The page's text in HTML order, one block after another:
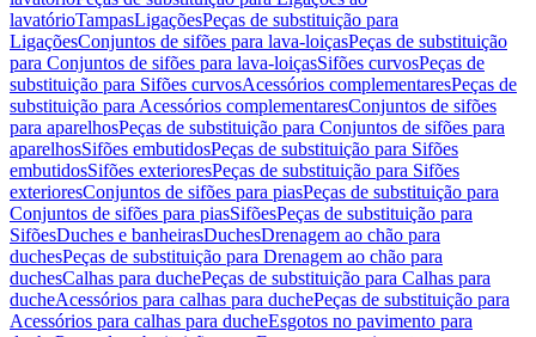
lavatórioTampasLigaçõesPeças de substituição para
LigaçõesConjuntos de sifões para lava-loiçasPeças de substituição
para Conjuntos de sifões para lava-loiçasSifões curvosPeças de
substituição para Sifões curvosAcessórios complementaresPeças de
substituição para Acessórios complementaresConjuntos de sifões
para aparelhosPeças de substituição para Conjuntos de sifões para
aparelhosSifões embutidosPeças de substituição para Sifões
embutidosSifões exterioresPeças de substituição para Sifões
exterioresConjuntos de sifões para piasPeças de substituição para
Conjuntos de sifões para piasSifõesPeças de substituição para
SifõesDuches e banheirasDuchesDrenagem ao chão para
duchesPeças de substituição para Drenagem ao chão para
duchesCalhas para duchePeças de substituição para Calhas para
ducheAcessórios para calhas para duchePeças de substituição para
Acessórios para calhas para ducheEsgotos no pavimento para